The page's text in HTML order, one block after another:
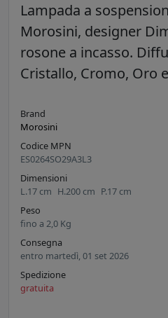
Lampada a
Morosini, designer
rosone a incasso.
Cristallo, Cromo, Oro
Brand
Morosini
Codice MPN
ES0264SO29A3L3
Dimensioni
L.17 cm H.200 cm P.17 cm
Peso
fino a 2,0 Kg
Consegna
entro martedì, 01 set 2026
Spedizione
gratuita